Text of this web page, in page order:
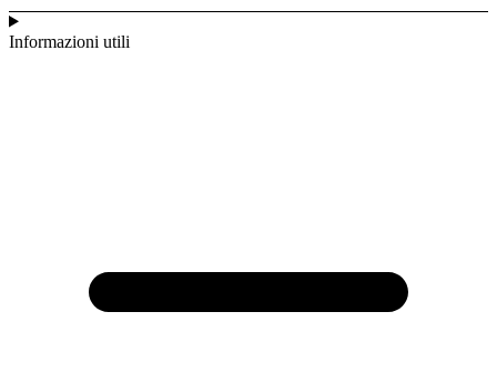
Informazioni utili